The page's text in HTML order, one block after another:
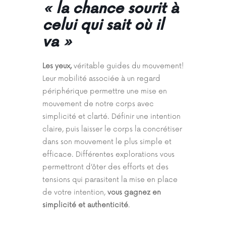
« la chance sourit à
celui qui sait où il
va »
Les yeux,véritable guides du mouvement!
Leur mobilité associée à un regard
périphérique permettre une mise en
mouvement de notre corps avec
simplicité et clarté. Définir une intention
claire, puis laisser le corps la concrétiser
dans son mouvement le plus simple et
efficace. Différentes explorations vous
permettront d’ôter des efforts et des
tensions qui parasitent la mise en place
de votre intention, vous gagnez en
simplicité et authenticité.